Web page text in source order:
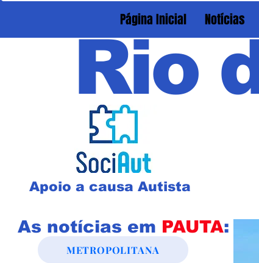
Página Inicial Notícias
Rio
Apoio a causa Autista
As notícias em PAUTA:
METROPOLITANA